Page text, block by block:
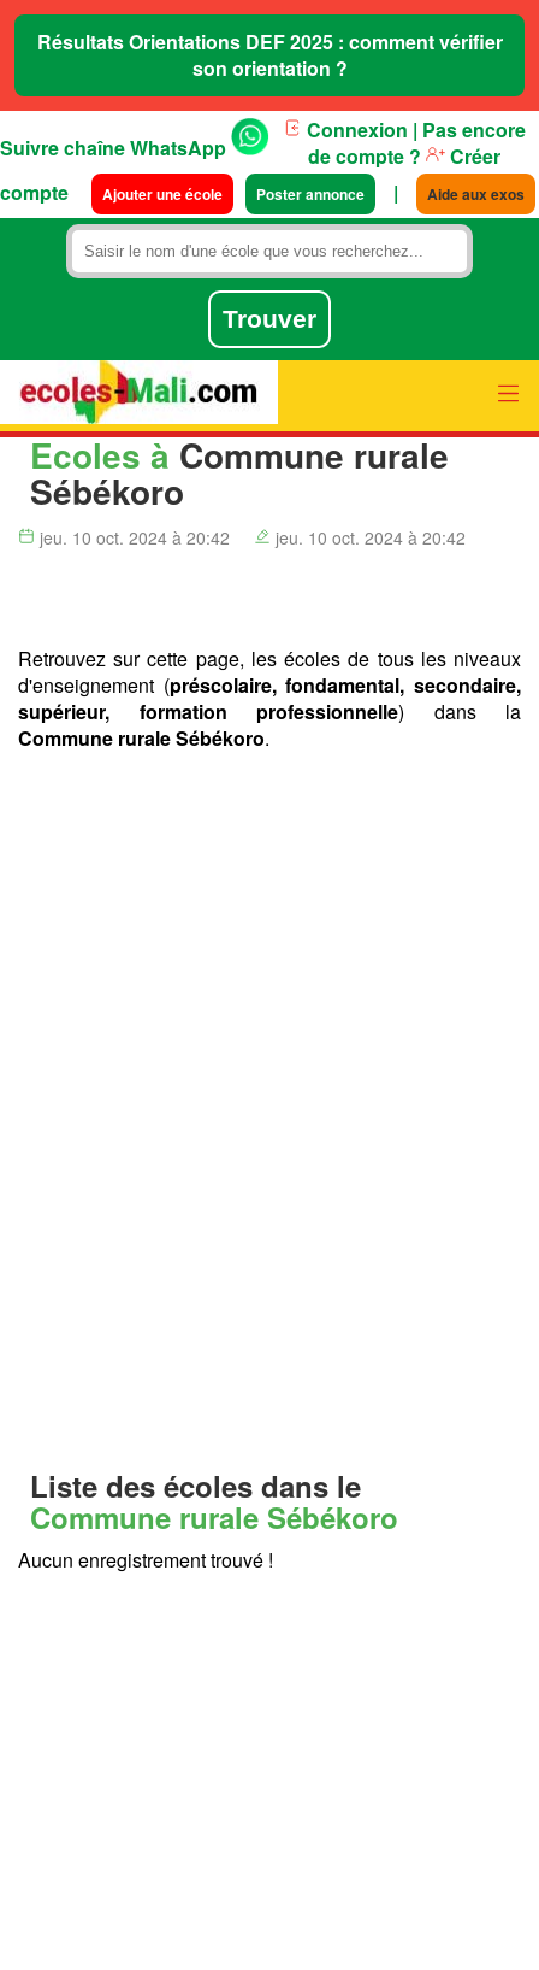
Résultats Orientations DEF 2025 : comment vérifier
son orientation ?
Suivre chaîne WhatsApp
Connexion | Pas encore
de compte ?
Créer
compte
Ajouter une école Poster annonce | Aide aux exos
Ecoles à Commune rurale
Sébékoro
jeu. 10 oct. 2024 à 20:42 jeu. 10 oct. 2024 à 20:42
Retrouvez sur cette page, les écoles de tous les niveaux
d'enseignement (préscolaire, fondamental, secondaire,
supérieur, formation professionnelle) dans la
Commune rurale Sébékoro.
Liste des écoles dans le
Commune rurale Sébékoro
Aucun enregistrement trouvé !